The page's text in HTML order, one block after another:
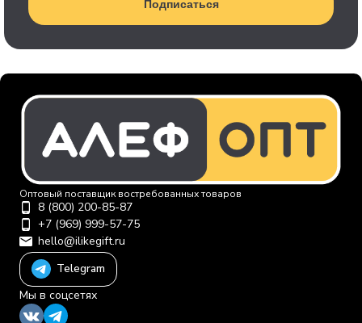
Подписаться
Оптовый поставщик востребованных товаров
8 (800) 200-85-87
+7 (969) 999-57-75
hello@ilikegift.ru
Telegram
Мы в соцсетях